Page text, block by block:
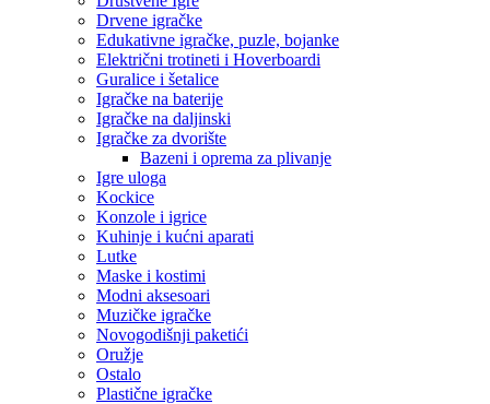
Drvene igračke
Edukativne igračke, puzle, bojanke
Električni trotineti i Hoverboardi
Guralice i šetalice
Igračke na baterije
Igračke na daljinski
‎Igračke za dvorište
Bazeni i oprema za plivanje
Igre uloga
Kockice
Konzole i igrice
Kuhinje i kućni aparati
Lutke
Maske i kostimi
Modni aksesoari
Muzičke igračke
Novogodišnji paketići
Oružje
Ostalo
Plastične igračke